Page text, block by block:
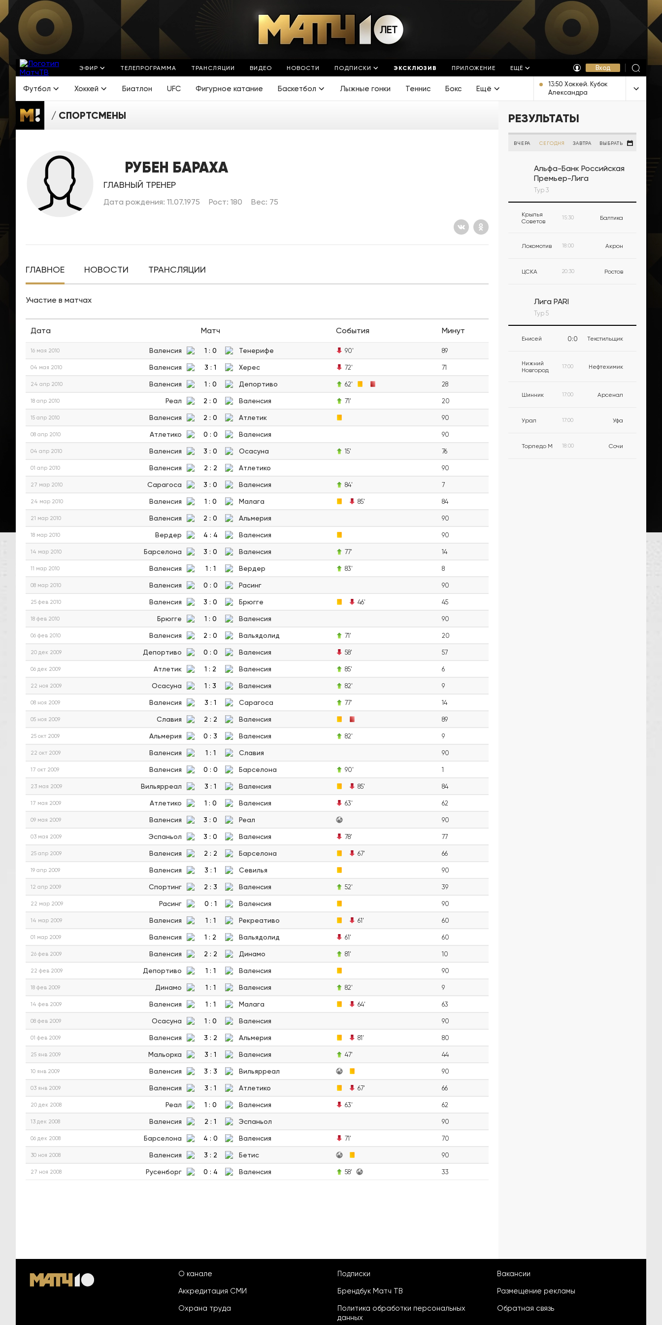
ЭФИР ТЕЛЕПРОГРАММА ТРАНСЛЯЦИИ ВИДЕО НОВОСТИ ПОДПИСКИ ЭКСКЛЮЗИВ ПРИЛОЖЕНИЕ ЕЩЁ Вход
Футбол Хоккей Биатлон UFC Фигурное катание Баскетбол Лыжные гонки Теннис Бокс Ещё
13:50 Хоккей. Кубок
Александра
Овечкина. Гала-матч
СПОРТСМЕНЫ
РУБЕН БАРАХА
ГЛАВНЫЙ ТРЕНЕР
Дата рождения: 11.07.1975 Рост: 180 Вес: 75
ГЛАВНОЕ НОВОСТИ ТРАНСЛЯЦИИ
Участие в матчах
Дата Матч События Минут
16 мая 2010 Валенсия 1 : 0 Тенерифе 90' 89
04 мая 2010 Валенсия 3 : 1 Херес 72' 71
24 апр 2010 Валенсия 1 : 0 Депортиво 62' 28
18 апр 2010 Реал 2 : 0 Валенсия 71' 20
15 апр 2010 Валенсия 2 : 0 Атлетик 90
08 апр 2010 Атлетико 0 : 0 Валенсия 90
04 апр 2010 Валенсия 3 : 0 Осасуна 15' 76
01 апр 2010 Валенсия 2 : 2 Атлетико 90
27 мар 2010 Сарагоса 3 : 0 Валенсия 84' 7
24 мар 2010 Валенсия 1 : 0 Малага 85' 84
21 мар 2010 Валенсия 2 : 0 Альмерия 90
18 мар 2010 Вердер 4 : 4 Валенсия 90
14 мар 2010 Барселона 3 : 0 Валенсия 77' 14
11 мар 2010 Валенсия 1 : 1 Вердер 83' 8
08 мар 2010 Валенсия 0 : 0 Расинг 90
25 фев 2010 Валенсия 3 : 0 Брюгге 46' 45
18 фев 2010 Брюгге 1 : 0 Валенсия 90
06 фев 2010 Валенсия 2 : 0 Вальядолид 71' 20
20 дек 2009 Депортиво 0 : 0 Валенсия 58' 57
06 дек 2009 Атлетик 1 : 2 Валенсия 85' 6
22 ноя 2009 Осасуна 1 : 3 Валенсия 82' 9
08 ноя 2009 Валенсия 3 : 1 Сарагоса 77' 14
05 ноя 2009 Славия 2 : 2 Валенсия 89
25 окт 2009 Альмерия 0 : 3 Валенсия 82' 9
22 окт 2009 Валенсия 1 : 1 Славия 90
17 окт 2009 Валенсия 0 : 0 Барселона 90' 1
23 мая 2009 Вильярреал 3 : 1 Валенсия 85' 84
17 мая 2009 Атлетико 1 : 0 Валенсия 63' 62
09 мая 2009 Валенсия 3 : 0 Реал 90
03 мая 2009 Эспаньол 3 : 0 Валенсия 78' 77
25 апр 2009 Валенсия 2 : 2 Барселона 67' 66
19 апр 2009 Валенсия 3 : 1 Севилья 90
12 апр 2009 Спортинг 2 : 3 Валенсия 52' 39
22 мар 2009 Расинг 0 : 1 Валенсия 90
14 мар 2009 Валенсия 1 : 1 Рекреативо 61' 60
01 мар 2009 Валенсия 1 : 2 Вальядолид 61' 60
26 фев 2009 Валенсия 2 : 2 Динамо 81' 10
22 фев 2009 Депортиво 1 : 1 Валенсия 90
18 фев 2009 Динамо 1 : 1 Валенсия 82' 9
14 фев 2009 Валенсия 1 : 1 Малага 64' 63
08 фев 2009 Осасуна 1 : 0 Валенсия 90
01 фев 2009 Валенсия 3 : 2 Альмерия 81' 80
25 янв 2009 Мальорка 3 : 1 Валенсия 47' 44
10 янв 2009 Валенсия 3 : 3 Вильярреал 90
03 янв 2009 Валенсия 3 : 1 Атлетико 67' 66
20 дек 2008 Реал 1 : 0 Валенсия 63' 62
13 дек 2008 Валенсия 2 : 1 Эспаньол 90
06 дек 2008 Барселона 4 : 0 Валенсия 71' 70
30 ноя 2008 Валенсия 3 : 2 Бетис 90
27 ноя 2008 Русенборг 0 : 4 Валенсия 58' 33
РЕЗУЛЬТАТЫ
ВЧЕРА СЕГОДНЯ ЗАВТРА ВЫБРАТЬ
Альфа-Банк Российская
Премьер-Лига
Тур 3
Крылья
Советов
15:30 Балтика
Локомотив 18:00 Акрон
ЦСКА 20:30 Ростов
Лига PARI
Тур 5
Енисей 0:0 Текстильщик
Нижний
Новгород
17:00 Нефтехимик
Шинник 17:00 Арсенал
Урал 17:00 Уфа
Торпедо М 18:00 Сочи
О канале
Аккредитация СМИ
Охрана труда
Подписки
Брендбук Матч ТВ
Политика обработки персональных
данных
Вакансии
Размещение рекламы
Обратная связь